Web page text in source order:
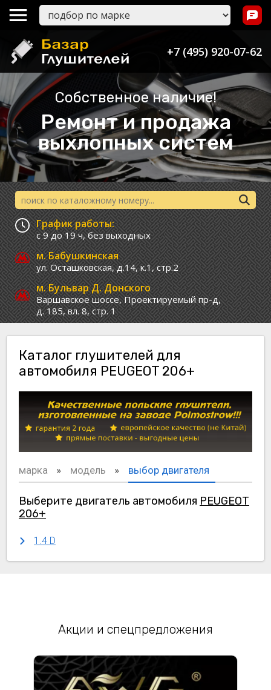
+7 (495) 920-07-62
Собственное наличие!
Ремонт и продажа
выхлопных систем
График работы:
с 9 до 19 ч,без выходных
м. Бабушкинская
ул. Осташковская, д.14, к.1, стр.2
м. Бульвар Д. Донского
Варшавское шоссе,Проектируемый пр-д,
д. 185, вл. 8, стр. 1
Каталог глушителей для
автомобиля PEUGEOT 206+
марка модель выбор двигателя
Выберите двигатель автомобиля PEUGEOT
206+
1.4 D
Акции и спецпредложения